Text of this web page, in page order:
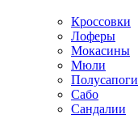
Кроссовки
Лоферы
Мокасины
Мюли
Полусапоги
Сабо
Сандалии